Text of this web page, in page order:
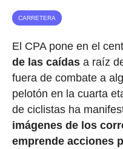
CARRETERA
El CPA pone en el
de las caídasa raíz
fuera de combate a
pelotón en la cuarta
de ciclistas ha
imágenes de los
emprende acciones